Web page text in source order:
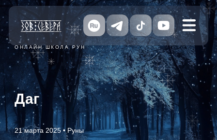
ОНЛАЙН ШКОЛА РУН
Даг
21 марта 2025 • Руны